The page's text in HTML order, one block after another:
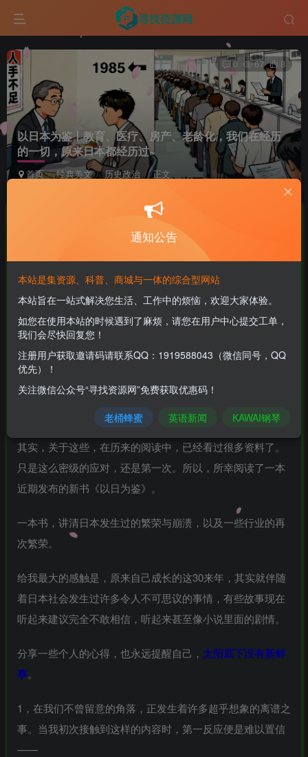
以日本为鉴丨教育、医疗、房产、老龄化，我们在经历
的一切，原来日本都经历过~
首页 经典美文 历史政治 正文
0 67 8
极好 · 1000
前言：
最近，我有一种人工智能入侵了我手机的感觉。小孩在大班
阶段，所以近期在手机上搜索一些小孩的教育类的文章和视
频。结果应该是被手机上的APP监控到了，所以拼命的向我
推送关于孩子教育、医疗、老龄化等等一系列充满焦虑的视
其实，关于这些，在历来的阅读中，已经看过很多资料了。
只是这么密级的应对，还是第一次。所以，所幸阅读了一本
近期发布的新书《以日为鉴》。
一本书，讲清日本发生过的繁荣与崩溃，以及一些行业的再
次繁荣。
给我最大的感触是，原来自己成长的这30来年，其实就伴随
着日本社会发生过许多令人不可思议的事情，有些故事现在
听起来建议完全不敢相信，听起来甚至像小说里面的剧情。
分享一些个人的心得，也永远提醒自己， 太阳底下没有新鲜
事。
1，在我们不曾留意的角落，正发生着许多超乎想象的离谱之
事。当我初次接触到这样的内容时，第一反应便是难以置信
——
通知公告
本站是集资源、科普、商城与一体的综合型网站
本站旨在一站式解决您生活、工作中的烦恼，欢迎大家体验。
如您在使用本站的时候遇到了麻烦，请您在用户中心提交工单，
我们会尽快回复您！
注册用户获取邀请码请联系QQ：1919588043（微信同号，QQ
优先）！
关注微信公众号“寻找资源网”免费获取优惠码！
老桶蜂蜜 英语新闻 KAWAI钢琴